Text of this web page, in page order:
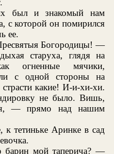
был и знакомый нам
с которой он помирился
ее.
Богородицы! —
старуха, глядя на
огненные мячики,
с одной стороны на
какие! И-и-хи-хи.
не было. Вишь,
— прямо над нашим
тетиньке Аринке в сад
барин мой таперича? —